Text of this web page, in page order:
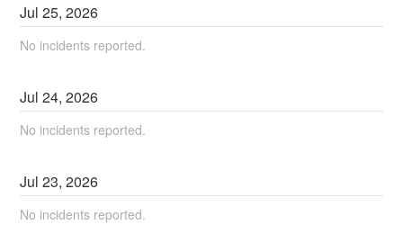
Jul25,2026
No incidents reported.
Jul24,2026
No incidents reported.
Jul23,2026
No incidents reported.